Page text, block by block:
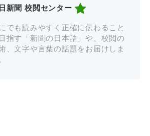
新聞 校閲センター
でも読みやすく正確に伝わること
指す「新聞の日本語」や、校閲の
、文字や言葉の話題をお届けしま